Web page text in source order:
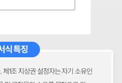
식 특징
1조 지상권 설정자는 자기 소유인